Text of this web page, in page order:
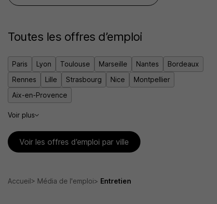
Toutes les offres d’emploi
Paris Lyon Toulouse Marseille Nantes
Bordeaux
Rennes
Lille Strasbourg Nice
Montpellier
Aix-en-Provence
Voir plus
Voir les offres d’emploi par ville
Accueil Média de l'emploi Entretien